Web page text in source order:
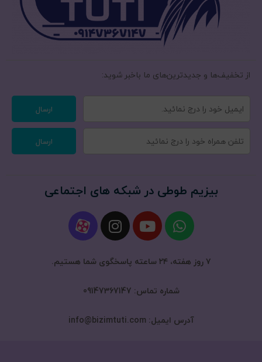
از تخفیف‌ها و جدیدترین‌های ما‌ باخبر شوید:
ارسال
ارسال
بیزیم طوطی در شبکه های اجتماعی
۷ روز هفته، ۲۴ ساعته پاسخگوی شما هستیم.
شماره تماس: 09147367147
آدرس ایمیل: info@bizimtuti.com